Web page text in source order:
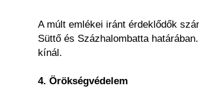
A múlt emlékei iránt érdeklődők
Süttő és Százhalombatta
kínál.
4. Örökségvédelem